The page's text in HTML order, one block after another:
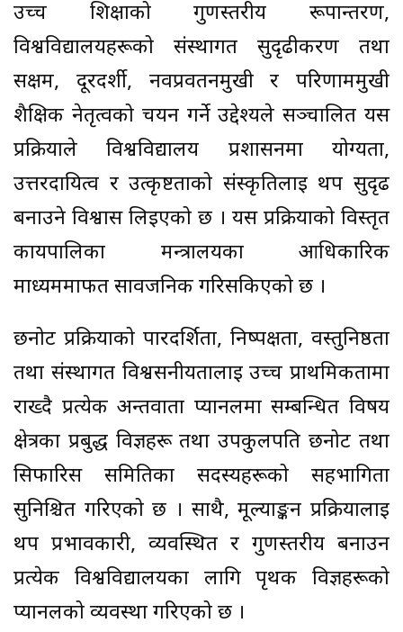
उच्च शिक्षाको गुणस्तरीय रूपान्तरण,
विश्वविद्यालयहरूको संस्थागत सुदृढीकरण तथा
सक्षम, दूरदर्शी, नवप्रवर्तनमुखी र परिणाममुखी
शैक्षिक नेतृत्वको चयन गर्ने उद्देश्यले सञ्चालित यस
प्रक्रियाले विश्वविद्यालय प्रशासनमा योग्यता,
उत्तरदायित्व र उत्कृष्टताको संस्कृतिलाई थप सुदृढ
बनाउने विश्वास लिइएको छ । यस प्रक्रियाको विस्तृत
कार्यपालिका मन्त्रालयका आधिकारिक
माध्यममार्फत सार्वजनिक गरिसकिएको छ ।
छनोट प्रक्रियाको पारदर्शिता, निष्पक्षता, वस्तुनिष्ठता
तथा संस्थागत विश्वसनीयतालाई उच्च प्राथमिकतामा
राख्दै प्रत्येक अन्तर्वार्ता प्यानलमा सम्बन्धित विषय
क्षेत्रका प्रबुद्ध विज्ञहरू तथा उपकुलपति छनोट तथा
सिफारिस समितिका सदस्यहरूको सहभागिता
सुनिश्चित गरिएको छ । साथै, मूल्याङ्कन प्रक्रियालाई
थप प्रभावकारी, व्यवस्थित र गुणस्तरीय बनाउन
प्रत्येक विश्वविद्यालयका लागि पृथक विज्ञहरूको
प्यानलको व्यवस्था गरिएको छ ।